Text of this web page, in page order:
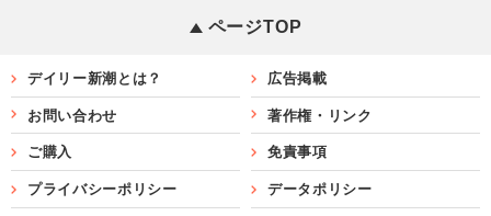
ページTOP
デイリー新潮とは？ 広告掲載
お問い合わせ 著作権・リンク
ご購入 免責事項
プライバシーポリシー データポリシー